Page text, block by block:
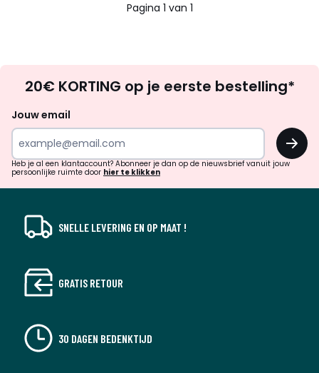
Pagina 1 van 1
zoek
inspiratie
verrassingen?
20€ KORTING op je eerste bestelling*
Jouw email
OK
Heb je al een klantaccount? Abonneer je dan op de nieuwsbrief vanuit jouw
persoonlijke ruimte door hier te klikken
SNELLE LEVERING EN OP MAAT !
GRATIS RETOUR
30 DAGEN BEDENKTIJD